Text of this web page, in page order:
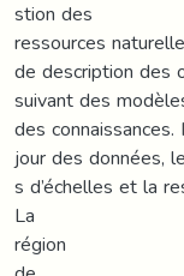
stion des
ressources
de description des
suivant des
des
jour des données,
s d’échelles et la
La
région